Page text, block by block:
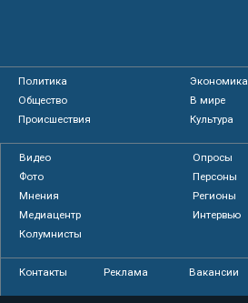
Политика
Экономика
Общество
В мире
Происшествия
Культура
Видео
Опросы
Фото
Персоны
Мнения
Регионы
Медиацентр
Интервью
Колумнисты
Контакты Реклама Вакансии